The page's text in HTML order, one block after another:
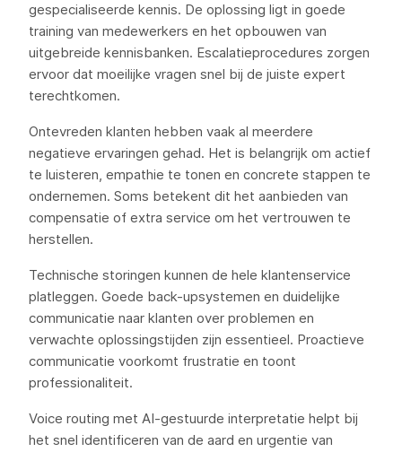
gespecialiseerde kennis. De oplossing ligt in goede
training van medewerkers en het opbouwen van
uitgebreide kennisbanken. Escalatieprocedures zorgen
ervoor dat moeilijke vragen snel bij de juiste expert
terechtkomen.
Ontevreden klanten hebben vaak al meerdere
negatieve ervaringen gehad. Het is belangrijk om actief
te luisteren, empathie te tonen en concrete stappen te
ondernemen. Soms betekent dit het aanbieden van
compensatie of extra service om het vertrouwen te
herstellen.
Technische storingen kunnen de hele klantenservice
platleggen. Goede back-upsystemen en duidelijke
communicatie naar klanten over problemen en
verwachte oplossingstijden zijn essentieel. Proactieve
communicatie voorkomt frustratie en toont
professionaliteit.
Voice routing met AI-gestuurde interpretatie helpt bij
het snel identificeren van de aard en urgentie van